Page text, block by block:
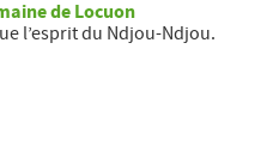
de Locuon
l’esprit du Ndjou-Ndjou.